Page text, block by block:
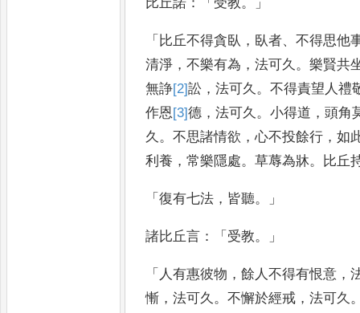
比丘諾 ：「 受教。」
「 比丘不得貪臥 ， 臥者、不得思他
清淨 ，不樂有為 ，法可久。樂賢共
無諍[2]訟 ，法可久。不得責望人禮
作恩[3]德 ，法可久。小得道 ，頭角
久。不思諸情欲 ，心不投餘行 ，如
利養 ，常樂隱處。草蓐為牀。 比丘
「復有七法 ， 皆聽。」
諸比丘言 ：「 受教。」
「 人有惠彼物 ，餘人不得有恨意 ，
慚 ，法可久。不懈於經戒 ，法可久